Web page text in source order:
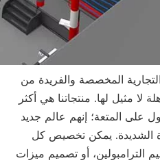
المخصصة والفريدة من
لا مثيل لها. منتجاتنا هي أكثر
المتعة؛ إنهم عالم جديد
الشديدة. يمكن تخصيص كل
الترامبولين، أو تصميم ميزات